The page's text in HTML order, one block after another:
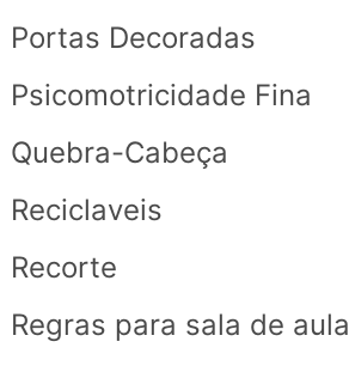
Portas Decoradas
Psicomotricidade Fina
Quebra-Cabeça
Reciclaveis
Recorte
Regras para sala de aula